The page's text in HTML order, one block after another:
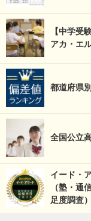
【中学受
アカ・エ
都道府県
全国公立
イード・
（塾・通
足度調査）